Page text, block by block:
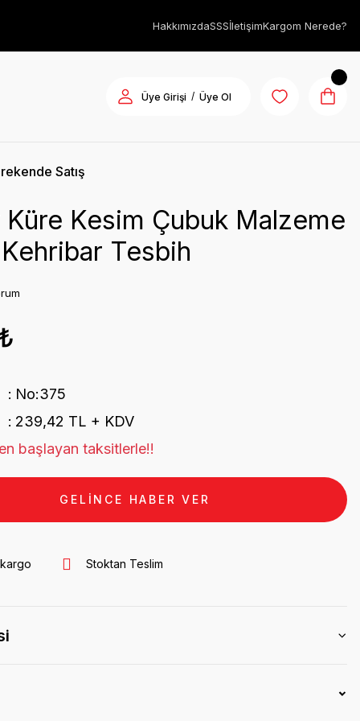
HakkımızdaSSSİletişimKargom Nerede?
Üye Girişi / Üye Ol
Satış
Kesim Çubuk Malzeme
Kehribar Tesbih
No:375
239,42 TL + KDV
başlayan taksitlerle!!
GELİNCE HABER VER
Stoktan Teslim